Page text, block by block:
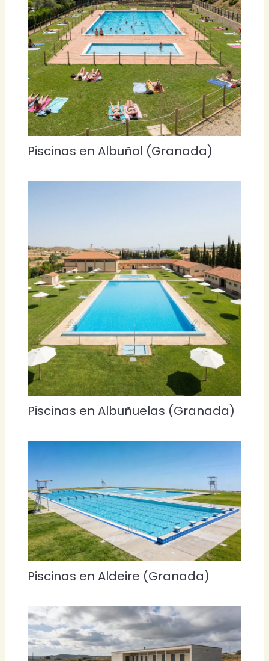
Piscinas en Albuñol (Granada)
Piscinas en Albuñuelas (Granada)
Piscinas en Aldeire (Granada)